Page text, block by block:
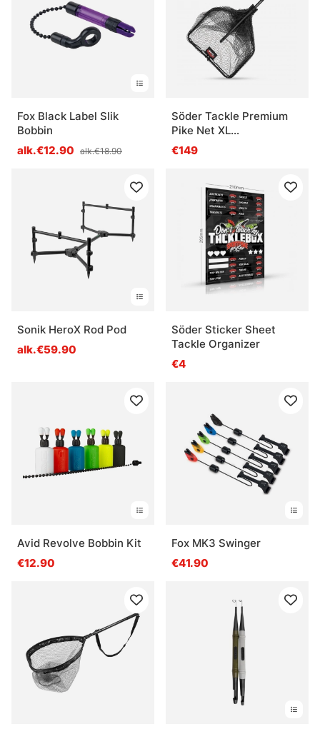
Fox Black Label Slik
Bobbin
alk.€12.90 alk.€18.90
Söder Tackle Premium
Pike Net XL
(L76xW81xD100cm,
Handle 188-235cm)
€149
Sonik HeroX Rod Pod
alk.€59.90
Söder Sticker Sheet
Tackle Organizer
€4
Avid Revolve Bobbin Kit
€12.90
Fox MK3 Swinger
€41.90